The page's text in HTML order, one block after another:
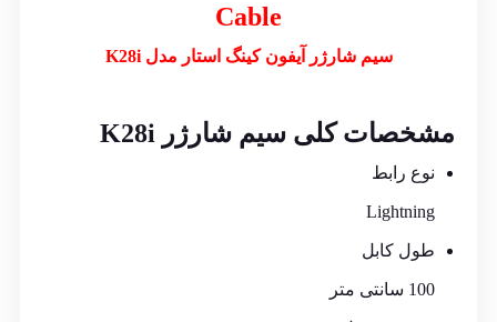
Cable
سیم شارژر آیفون کینگ استار مدل K28i
مشخصات کلی سیم شارژر K28i
نوع رابط
Lightning
طول کابل
100 سانتی متر